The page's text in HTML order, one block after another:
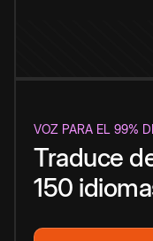
VOZ PARA EL 99%
Traduce
150